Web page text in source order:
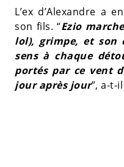
L’ex d’Alexandre a
son fils. “Ezio
lol), grimpe, et son
sens à chaque
portés par ce vent
jour après jour”, a-t-